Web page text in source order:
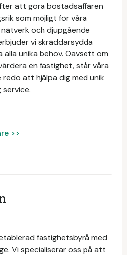
att göra bostadsaffären
som möjligt för våra
och djupgående
vi skräddarsydda
unika behov. Oavsett om
en fastighet, står våra
redo att hjälpa dig med unik
>>
fastighetsbyrå med
Vi specialiserar oss på att